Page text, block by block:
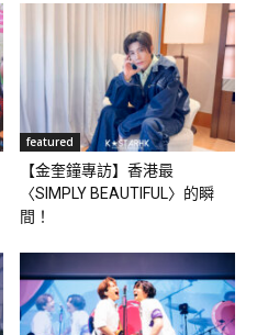
featured
【金奎鐘專訪】香港最
〈SIMPLY BEAUTIFUL〉的瞬
間！